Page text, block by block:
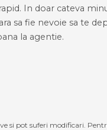
In doar cateva
sa fie nevoie sa te
la agentie.
si pot suferi modificari.